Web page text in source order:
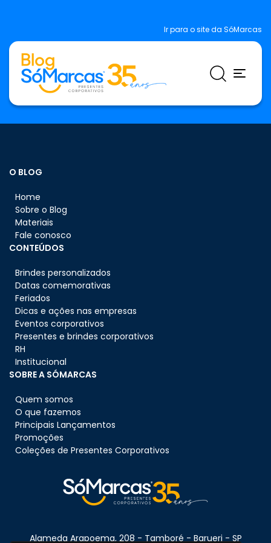
Ir para o site da SóMarcas
O BLOG
Home
Sobre o Blog
Materiais
Fale conosco
CONTEÚDOS
Brindes personalizados
Datas comemorativas
Feriados
Dicas e ações nas empresas
Eventos corporativos
Presentes e brindes corporativos
RH
Institucional
SOBRE A SÓMARCAS
Quem somos
O que fazemos
Principais Lançamentos
Promoções
Coleções de Presentes Corporativos
Alameda Arapoema, 208 - Tamboré - Barueri - SP